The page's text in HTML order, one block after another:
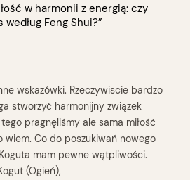
w harmonii z energią: czy
Feng Shui?”
wskazówki. Rzeczywiscie bardzo
stworzyć harmonijny związek
pragnęliśmy ale sama miłość
wiem. Co do poszukiwań nowego
mam pewne wątpliwości.
(Ogień),